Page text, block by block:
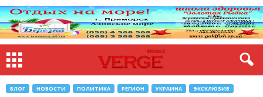
БЛОГ НОВОСТИ ПОЛИТИКА РЕГИОН УКРАИНА ЭКСКЛЮЗИВ